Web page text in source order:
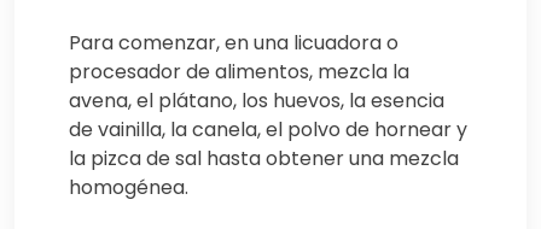
Para comenzar, en una licuadora o
procesador de alimentos, mezcla la
avena, el plátano, los huevos, la esencia
de vainilla, la canela, el polvo de hornear y
la pizca de sal hasta obtener una mezcla
homogénea.